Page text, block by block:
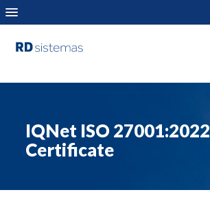
IQNet ISO 27001:2022
Certificate